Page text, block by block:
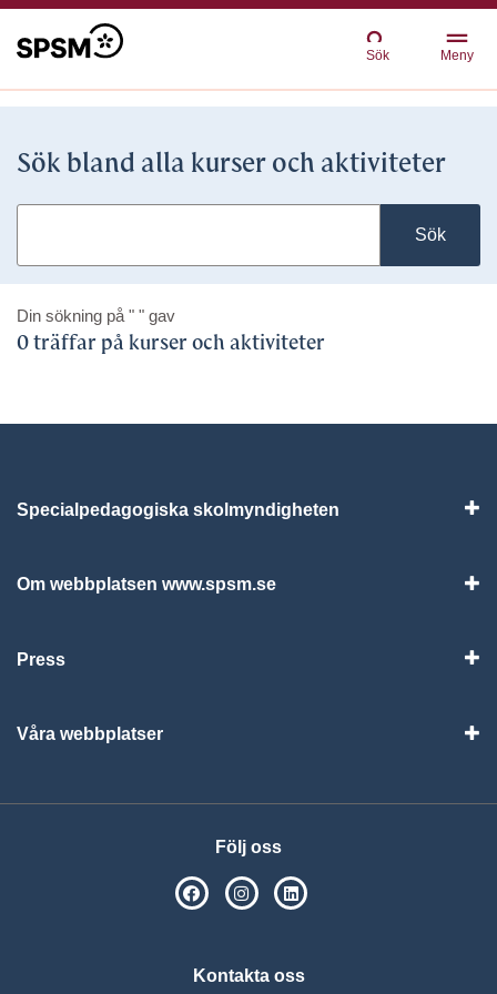
Sök Meny
Sök bland alla kurser och aktiviteter
Sök
Din sökning på " " gav
0 träffar på kurser och aktiviteter
Specialpedagogiska skolmyndigheten
Om webbplatsen www.spsm.se
Press
Våra webbplatser
Följ oss
SPSM på Facebook
SPSM på Instagram
Kontakta oss